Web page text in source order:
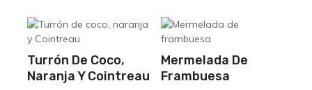
20,00€
variantes.
se
pueden
Turrón De Coco,
Naranja Y Cointreau
Mermelada De
Frambuesa